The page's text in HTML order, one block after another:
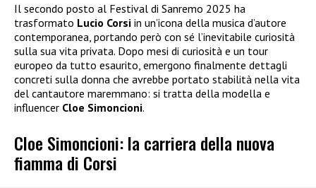
Il secondo posto al Festival di Sanremo 2025 ha
trasformato Lucio Corsi in un’icona della musica d’autore
contemporanea, portando però con sé l’inevitabile curiosità
sulla sua vita privata. Dopo mesi di curiosità e un tour
europeo da tutto esaurito, emergono finalmente dettagli
concreti sulla donna che avrebbe portato stabilità nella vita
del cantautore maremmano: si tratta della modella e
influencer Cloe Simoncioni.
Cloe Simoncioni: la carriera della nuova
fiamma di Corsi